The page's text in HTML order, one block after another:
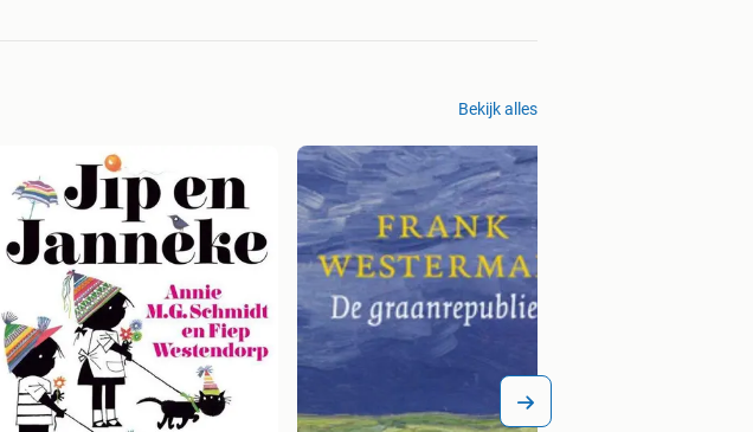
Bekijk alles